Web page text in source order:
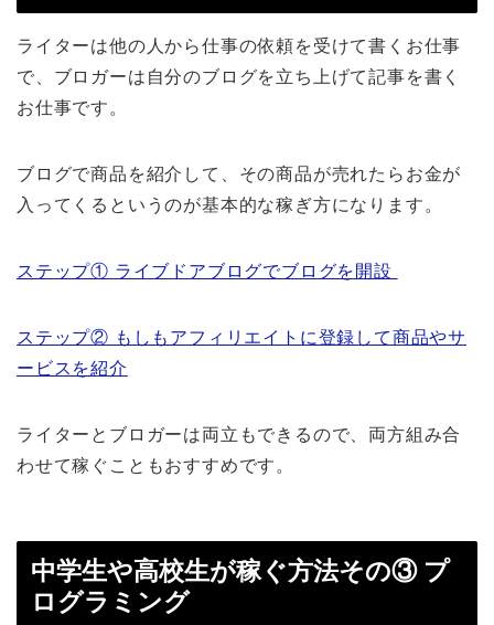
ライターは他の人から仕事の依頼を受けて書くお仕事
で、ブロガーは自分のブログを立ち上げて記事を書く
お仕事です。
ブログで商品を紹介して、その商品が売れたらお金が
入ってくるというのが基本的な稼ぎ方になります。
ステップ① ライブドアブログでブログを開設
ステップ② もしもアフィリエイトに登録して商品やサ
ービスを紹介
ライターとブロガーは両立もできるので、両方組み合
わせて稼ぐこともおすすめです。
中学生や高校生が稼ぐ方法その③ プ
ログラミング